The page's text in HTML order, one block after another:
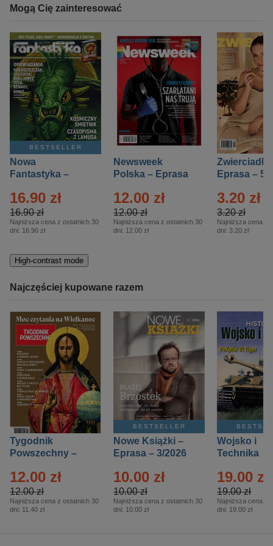
Mogą Cię zainteresować
BESTSELLER
Nowa
Fantastyka –
16.90 zł
16.90 zł
Najniższa cena z ostatnich 30
dni: 16.90 zł
Newsweek
Polska – Eprasa
12.00 zł
12.00 zł
Najniższa cena z ostatnich 30
dni: 12.00 zł
Zwierciadło
Eprasa – 5/
3.20 zł
3.20 zł
Najniższa cena z
dni: 3.20 zł
High-contrast mode
Najczęściej kupowane razem
Tygodnik
Powszechny –
12.00 zł
12.00 zł
Najniższa cena z ostatnich 30
dni: 11.40 zł
BESTSELLER
Nowe Książki –
Eprasa – 3/2026
10.00 zł
10.00 zł
Najniższa cena z ostatnich 30
dni: 10.00 zł
Wojsko i
Technika
– 2/2026
19.00 zł
19.00 zł
Najniższa cena z
dni: 19.00 zł